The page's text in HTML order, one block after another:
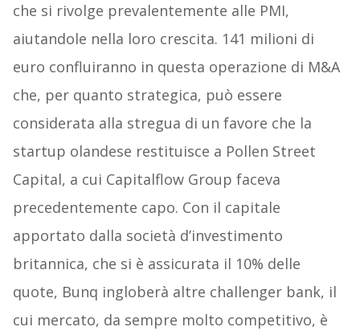
che si rivolge prevalentemente alle PMI,
aiutandole nella loro crescita. 141 milioni di
euro confluiranno in questa operazione di M&A
che, per quanto strategica, può essere
considerata alla stregua di un favore che la
startup olandese restituisce a Pollen Street
Capital, a cui Capitalflow Group faceva
precedentemente capo. Con il capitale
apportato dalla società d’investimento
britannica, che si è assicurata il 10% delle
quote, Bunq ingloberà altre challenger bank, il
cui mercato, da sempre molto competitivo, è